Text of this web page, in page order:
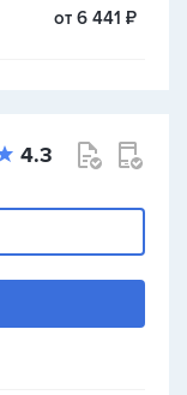
от 6 441 ₽
4.3